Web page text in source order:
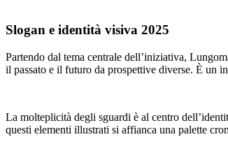
Slogan e identità visiva 2025
Partendo dal tema centrale dell’iniziativa,
il passato e il futuro da prospettive diverse. È un
La molteplicità degli sguardi è al centro
questi elementi illustrati si affianca una palette